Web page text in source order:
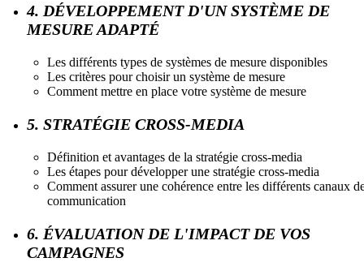
4. DÉVELOPPEMENT D'UN SYSTÈME DE
MESURE ADAPTÉ
Les différents types de systèmes de mesure disponibles
Les critères pour choisir un système de mesure
Comment mettre en place votre système de mesure
5. STRATÉGIE CROSS-MEDIA
Définition et avantages de la stratégie cross-media
Les étapes pour développer une stratégie cross-media
Comment assurer une cohérence entre les différents canaux
communication
6. ÉVALUATION DE L'IMPACT DE VOS
CAMPAGNES